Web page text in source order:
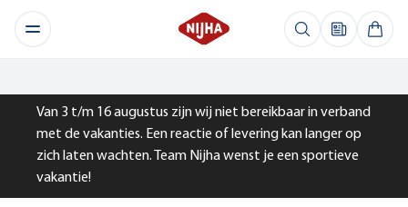
Van 3 t/m 16 augustus zijn wij niet bereikbaar in verband
met de vakanties. Een reactie of levering kan langer op
zich laten wachten. Team Nijha wenst je een sportieve
vakantie!